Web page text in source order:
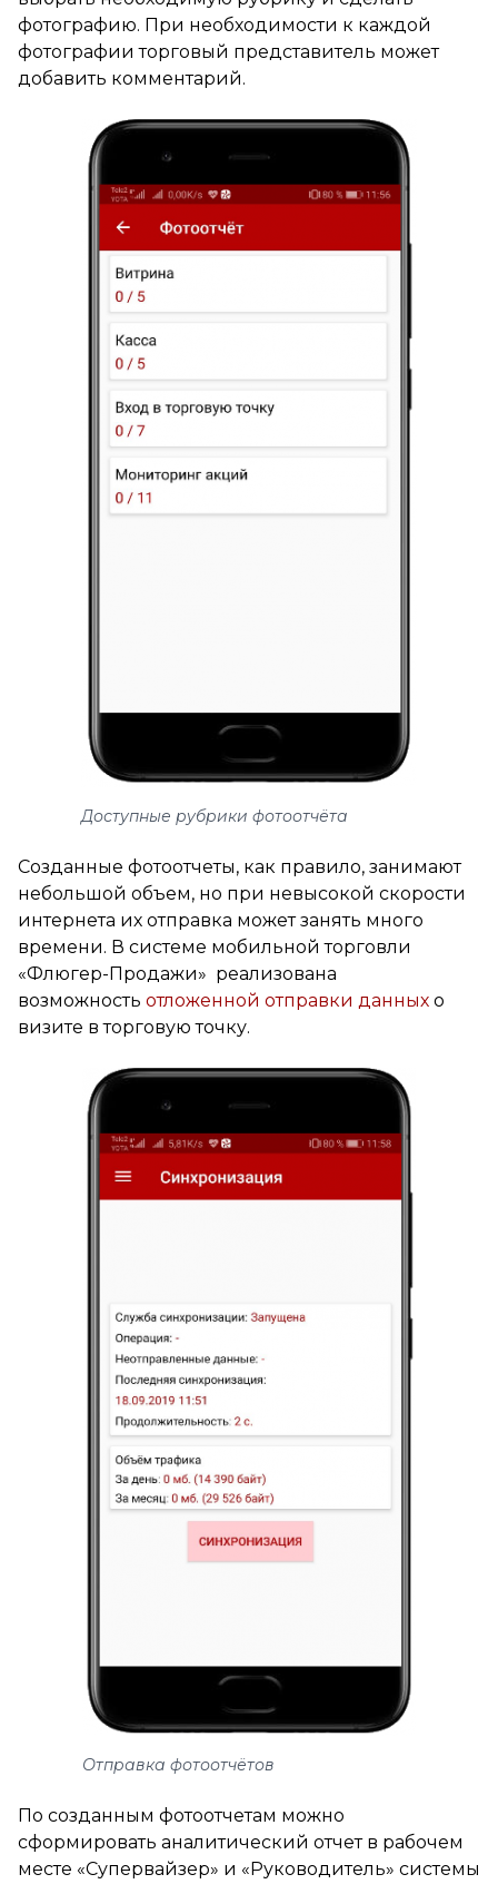
фотографию. При необходимости к каждой
фотографии торговый представитель может
добавить комментарий.
Доступные рубрики фотоотчёта
Созданные фотоотчеты, как правило, занимают
небольшой объем, но при невысокой скорости
интернета их отправка может занять много
времени. В системе мобильной торговли
«Флюгер-Продажи» реализована
возможность отложенной отправки данных о
визите в торговую точку.
Отправка фотоотчётов
По созданным фотоотчетам можно
сформировать аналитический отчет в рабочем
месте «Супервайзер» и «Руководитель» системы